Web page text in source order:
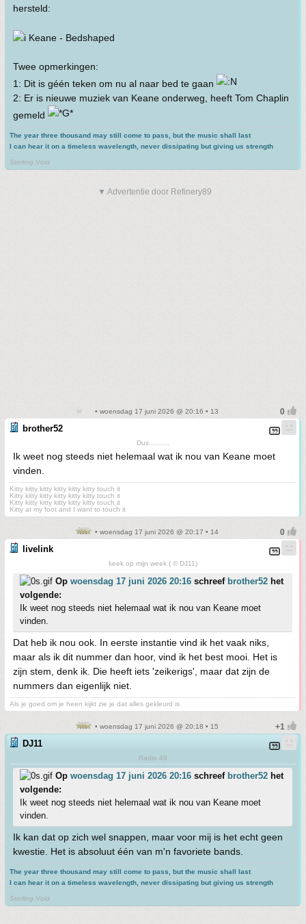
hersteld:
Keane - Bedshaped
Twee opmerkingen:
1: Dit is géén teken om nu al naar bed te gaan
2: Er is nieuwe muziek van Keane onderweg, heeft Tom Chaplin
gemeld
The year three thousand may still come to pass, but the music shall last
I can hear it on a timeless wavelength, never dissipating but giving us strength
Sterling Void
▼ Advertentie door Refinery89
• woensdag 17 juni 2026 @ 20:16 • 13
brother52
Dus..........
Ik weet nog steeds niet helemaal wat ik nou van Keane moet
vinden.
Kitty kitty kitty kitty kitty kitty touch it
Kitty kitty kitty kitty kitty kitty touch it
Kitty kitty kitty kitty kitty kitty touch it
Kitty at my foot and I want to touch it
• woensdag 17 juni 2026 @ 20:17 • 14
livelink
keek op mijn week ( © DJ11)
Op woensdag 17 juni 2026 20:16 schreef brother52 het
volgende:
Ik weet nog steeds niet helemaal wat ik nou van Keane moet
vinden.
Dat heb ik nou ook. In eerste instantie vind ik het vaak niks,
maar als ik dit nummer dan hoor, vind ik het best mooi. Het is
zijn stem, denk ik. Die heeft iets 'zeikerigs', maar dat zijn de
nummers dan eigenlijk niet.
Als je goed om je heen kijkt zie je dat alles gekleurd is.
• woensdag 17 juni 2026 @ 20:18 • 15
DJ11
Radio 49
Op woensdag 17 juni 2026 20:16 schreef brother52 het
volgende:
Ik weet nog steeds niet helemaal wat ik nou van Keane moet
vinden.
Ik kan dat op zich wel snappen, maar voor mij is het echt geen
kwestie. Het is absoluut één van m'n favoriete bands.
The year three thousand may still come to pass, but the music shall last
I can hear it on a timeless wavelength, never dissipating but giving us strength
Sterling Void